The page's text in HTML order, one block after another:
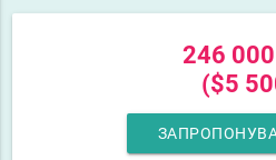
246 000
($5